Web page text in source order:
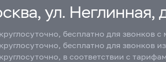
ул. Неглинная,
бесплатно для звонков
бесплатно для звонков
в соответствии с